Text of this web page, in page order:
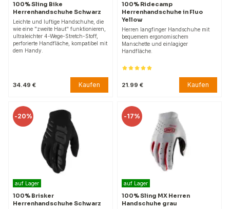
100% Sling Bike
Herrenhandschuhe Schwarz
Leichte und luftige Handschuhe, die
wie eine "zweite Haut" funktionieren,
ultraleichter 4-Wege-Stretch-Stoff,
perforierte Handfläche, kompatibel mit
dem Handy.
34.49 € Kaufen
100% Ridecamp
Herrenhandschuhe in Fluo
Yellow
Herren langfinger Handschuhe mit
bequemem ergonomischem
Manschette und einlagiger
Handfläche.
21.99 € Kaufen
-20%
auf Lager
100% Brisker
Herrenhandschuhe Schwarz
-17%
auf Lager
100% Sling MX Herren
Handschuhe grau